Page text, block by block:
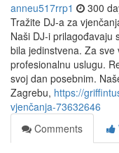
anneu517rrp1 300
Tražite DJ-a za
Naši DJ-i prilagođavaju
bila jedinstvena. Za
profesionalnu uslugu.
svoj dan posebnim.
Zagrebu, https://
vjenčanja-73632646
Comments